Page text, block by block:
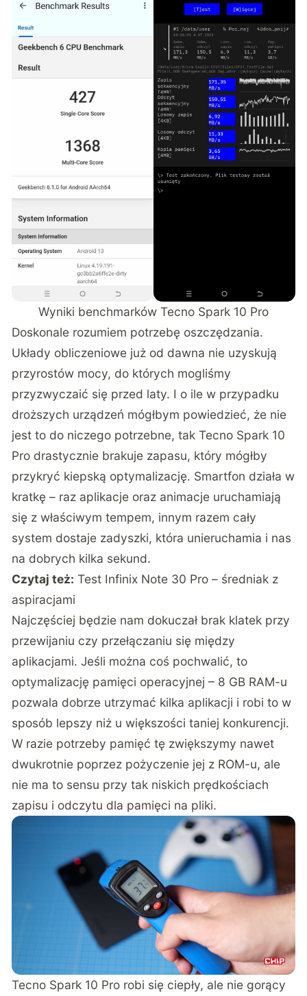
Wyniki benchmarków Tecno Spark 10 Pro
Doskonale rozumiem potrzebę oszczędzania.
Układy obliczeniowe już od dawna nie uzyskują
przyrostów mocy, do których mogliśmy
przyzwyczaić się przed laty. I o ile w przypadku
droższych urządzeń mógłbym powiedzieć, że nie
jest to do niczego potrzebne, tak Tecno Spark 10
Pro drastycznie brakuje zapasu, który mógłby
przykryć kiepską optymalizację. Smartfon działa w
kratkę – raz aplikacje oraz animacje uruchamiają
się z właściwym tempem, innym razem cały
system dostaje zadyszki, która unieruchamia i nas
na dobrych kilka sekund.
Czytaj też: Test Infinix Note 30 Pro – średniak z
aspiracjami
Najczęściej będzie nam dokuczał brak klatek przy
przewijaniu czy przełączaniu się między
aplikacjami. Jeśli można coś pochwalić, to
optymalizację pamięci operacyjnej – 8 GB RAM-u
pozwala dobrze utrzymać kilka aplikacji i robi to w
sposób lepszy niż u większości taniej konkurencji.
W razie potrzeby pamięć tę zwiększymy nawet
dwukrotnie poprzez pożyczenie jej z ROM-u, ale
nie ma to sensu przy tak niskich prędkościach
zapisu i odczytu dla pamięci na pliki.
Tecno Spark 10 Pro robi się ciepły, ale nie gorący